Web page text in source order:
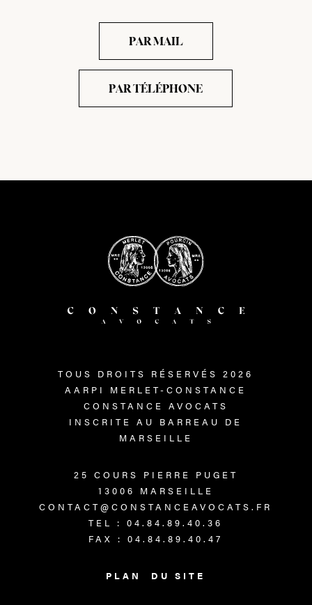
PAR MAIL
PAR TÉLÉPHONE
TOUS DROITS RÉSERVÉS 2026
AARPI MERLET-CONSTANCE
CONSTANCE AVOCATS
INSCRITE AU BARREAU DE
MARSEILLE
25 COURS PIERRE PUGET
13006 MARSEILLE
CONTACT@CONSTANCEAVOCATS.FR
TEL : 04.84.89.40.36
FAX : 04.84.89.40.47
PLAN DU SITE